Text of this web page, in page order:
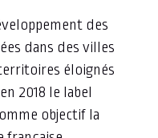
des
dans des villes
éloignés
2018 le label
objectif la